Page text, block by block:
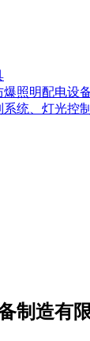
爆照明配电设
系统、灯光控
制造有